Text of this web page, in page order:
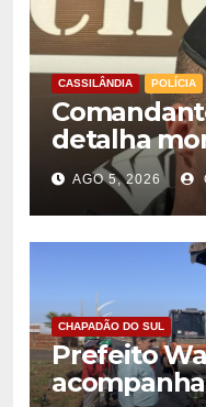
CASSILÂNDIA POLÍCIA
detalha
deAGO 5, 2026
CHAPADÃO DO SUL
Prefeito